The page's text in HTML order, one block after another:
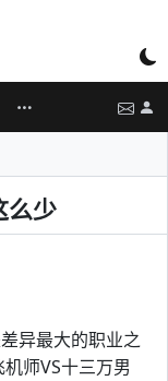
么少
异最大的职业之
师VS十三万男